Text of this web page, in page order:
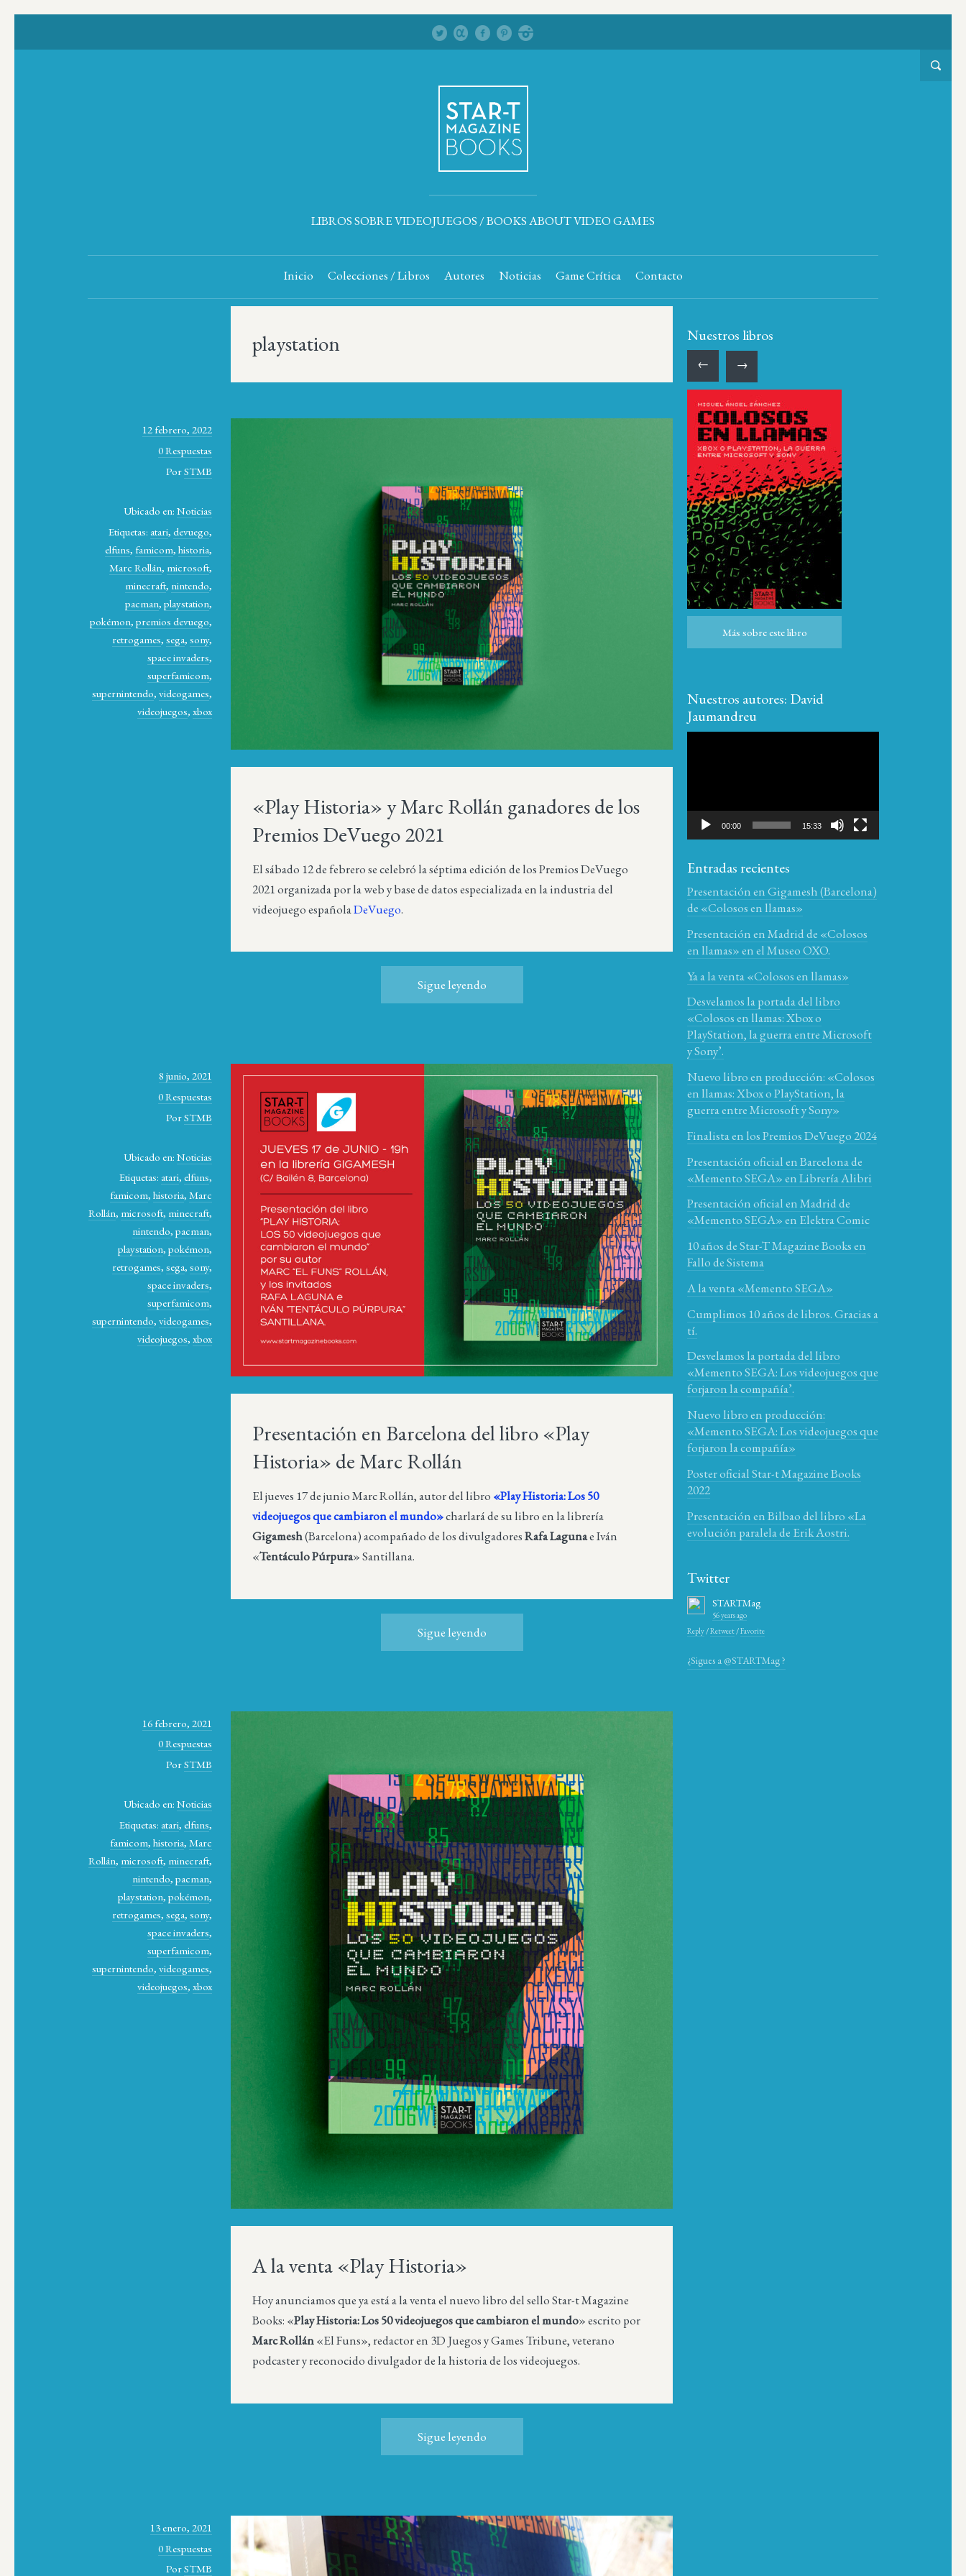
LIBROS SOBRE VIDEOJUEGOS / BOOKS ABOUT VIDEO GAMES
Inicio Colecciones / Libros Autores Noticias Game Crítica Contacto
playstation
12 febrero, 2022
0 Respuestas
PorSTMB
Ubicado en:Noticias
Etiquetas: atari,devuego,
elfuns, famicom,historia,
Marc Rollán, microsoft,
minecraft, nintendo,
pacman,playstation,
pokémon,premios devuego,
retrogames,sega,sony,
space invaders,
superfamicom,
supernintendo,videogames,
videojuegos,xbox
«Play Historia» y Marc Rollán ganadores de los
Premios DeVuego 2021
El sábado 12 de febrero se celebró la séptima edición de los Premios DeVuego
2021 organizada por la web y base de datos especializada en la industria del
videojuego españolaDeVuego.
Sigue leyendo
8 junio, 2021
0 Respuestas
PorSTMB
Ubicado en:Noticias
Etiquetas: atari,elfuns,
famicom,historia,Marc
Rollán, microsoft, minecraft,
nintendo,pacman,
playstation,pokémon,
retrogames,sega,sony,
space invaders,
superfamicom,
supernintendo,videogames,
videojuegos,xbox
Presentación en Barcelona del libro «Play
Historia» de Marc Rollán
El jueves 17 de junio Marc Rollán, autor del libro «Play Historia: Los 50
videojuegos que cambiaron el mundo»charlará de su libro en la librería
Gigamesh(Barcelona) acompañado de los divulgadoresRafa Lagunae Iván
«Tentáculo Púrpura» Santillana.
Sigue leyendo
16 febrero, 2021
0 Respuestas
PorSTMB
Ubicado en:Noticias
Etiquetas: atari,elfuns,
famicom,historia,Marc
Rollán, microsoft, minecraft,
nintendo,pacman,
playstation,pokémon,
retrogames,sega,sony,
space invaders,
superfamicom,
supernintendo,videogames,
videojuegos,xbox
A la venta «Play Historia»
Hoy anunciamos que ya está a la venta el nuevo libro del sello Star-t Magazine
Books: «Play Historia: Los 50 videojuegos que cambiaron el mundo» escrito por
Marc Rollán«El Funs», redactor en 3D Juegos y Games Tribune, veterano
podcaster y reconocido divulgador de la historia de los videojuegos.
Sigue leyendo
13 enero, 2021
0 Respuestas
PorSTMB
Nuestros libros
← →
Más sobre este libro
Nuestros autores: David
Jaumandreu
00:00 15:33
Entradas recientes
Presentación en Gigamesh (Barcelona)
de «Colosos en llamas»
Presentación en Madrid de «Colosos
en llamas» en el Museo OXO.
Ya a la venta «Colosos en llamas»
Desvelamos la portada del libro
«Colosos en llamas: Xbox o
PlayStation, la guerra entre Microsoft
y Sony’.
Nuevo libro en producción: «Colosos
en llamas: Xbox o PlayStation, la
guerra entre Microsoft y Sony»
Finalista en los Premios DeVuego 2024
Presentación oficial en Barcelona de
«Memento SEGA» en Librería Alibri
Presentación oficial en Madrid de
«Memento SEGA» en Elektra Comic
10 años de Star-T Magazine Books en
Fallo de Sistema
A la venta «Memento SEGA»
Cumplimos 10 años de libros. Gracias a
tí.
Desvelamos la portada del libro
«Memento SEGA: Los videojuegos que
forjaron la compañía’.
Nuevo libro en producción:
«Memento SEGA: Los videojuegos que
forjaron la compañía»
Poster oficial Star-t Magazine Books
2022
Presentación en Bilbao del libro «La
evolución paralela de Erik Aostri.
Twitter
STARTMag
56 years ago
Reply/Retweet/Favorite
¿Sigues a @STARTMag ?